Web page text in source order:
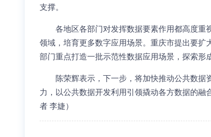
支撑。
各地区各部门对发挥数据要素作用都高度重
领域，培育更多数字应用场景。重庆市提出要
部门重点打造一批示范性数据应用场景，探索形
陈荣辉表示，下一步，将加快推动公共数
力，以公共数据开发利用引领撬动各方数据的
者 李婕）